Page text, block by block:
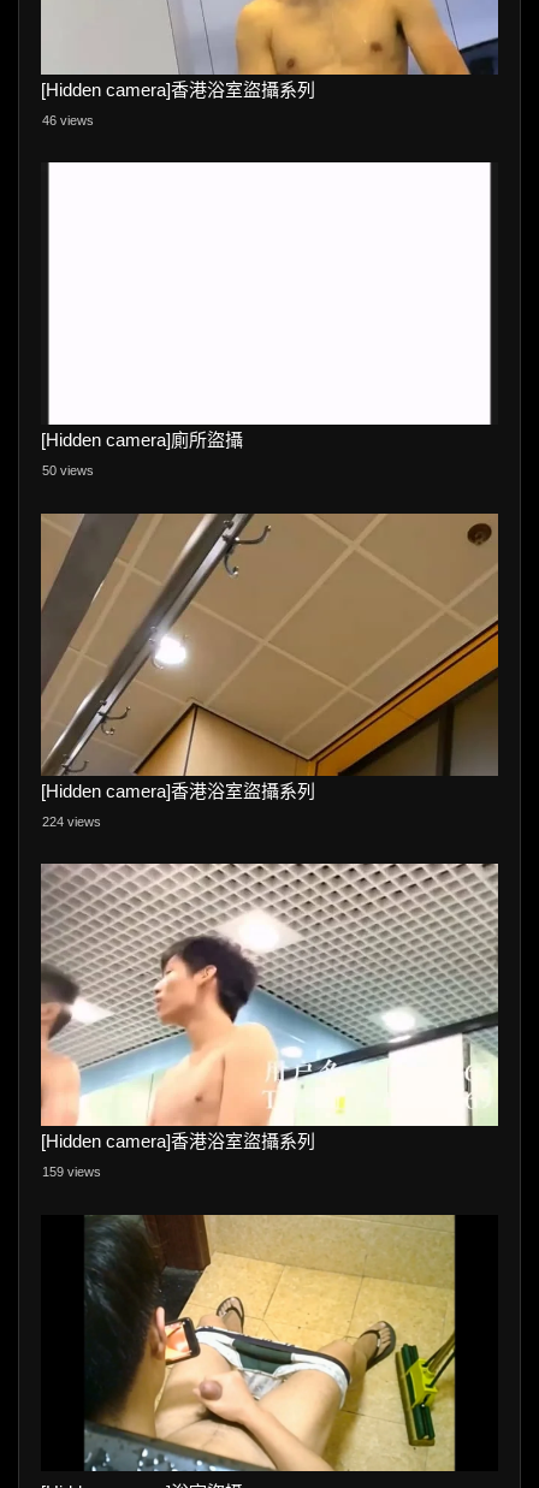
[Hidden camera]香港浴室盜攝系列
46 views
[Hidden camera]廁所盜攝
50 views
[Hidden camera]香港浴室盜攝系列
224 views
[Hidden camera]香港浴室盜攝系列
159 views